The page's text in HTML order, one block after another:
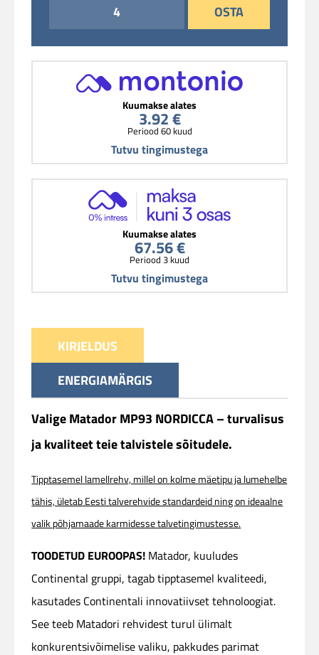
OSTA
Kuumakse alates
3.92 €
Periood 60 kuud
Tutvu tingimustega
Kuumakse alates
67.56 €
Periood 3 kuud
Tutvu tingimustega
KIRJELDUS
ENERGIAMÄRGIS
Valige Matador MP93 NORDICCA – turvalisus
ja kvaliteet teie talvistele sõitudele.
Tipptasemel lamellrehv, millel on kolme mäetipu ja lumehelbe
tähis, ületab Eesti talverehvide standardeid ning on ideaalne
valik põhjamaade karmidesse talvetingimustesse.
TOODETUD EUROOPAS! Matador, kuuludes
Continental gruppi, tagab tipptasemel kvaliteedi,
kasutades Continentali innovatiivset tehnoloogiat.
See teeb Matadori rehvidest turul ülimalt
konkurentsivõimelise valiku, pakkudes parimat